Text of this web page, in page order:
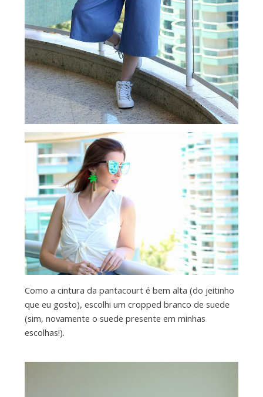
Como a cintura da pantacourt é bem alta (do jeitinho
que eu gosto), escolhi um cropped branco de suede
(sim, novamente o suede presente em minhas
escolhas!).